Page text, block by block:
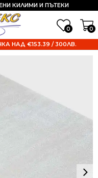
0 0
КИЛИМИ И ПЪТЕКИ
НАД €153.39 / 300ЛВ.